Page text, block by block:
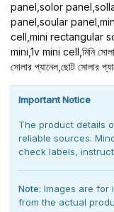
panel,solor
panel,soular
cell,mini rectangular
mini,1v mini cell,মিনি
সোলার প্যানেল,ছোট সোলার
Important Notice
The product details
reliable sources.
check labels,
Note: Images are for
from the actual